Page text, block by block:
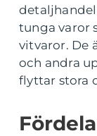
tunga varor
vitvaror. De
och andra
flyttar stora